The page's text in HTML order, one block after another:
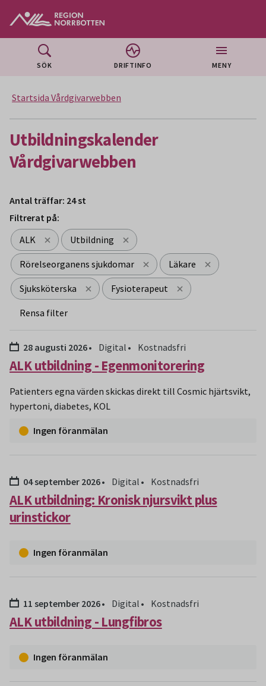
SÖK DRIFTINFO MENY
Startsida Vårdgivarwebben
Utbildningskalender
Vårdgivarwebben
Filtrerat på:
ALK
Utbildning
Rörelseorganens sjukdomar Läkare
Sjuksköterska Fysioterapeut
Rensa filter
Antal träffar: 24 st
Sökresultat
ALK utbildning - Egenmonitorering
Datum:28 augusti 2026 Digital Kostnadsfri
Patienters egna värden skickas direkt till Cosmic hjärtsvikt,
hypertoni, diabetes, KOL
Ingen föranmälan
ALK utbildning: Kronisk njursvikt plus
urinstickor
Datum:04 september 2026 Digital Kostnadsfri
Ingen föranmälan
ALK utbildning - Lungfibros
Datum:11 september 2026 Digital Kostnadsfri
Ingen föranmälan